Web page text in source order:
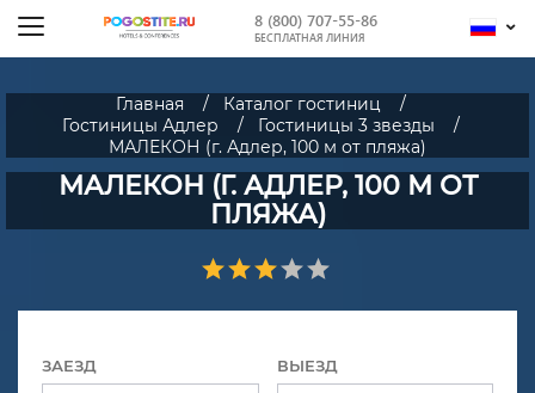
8 (800) 707-55-86
БЕСПЛАТНАЯ ЛИНИЯ
Главная
Каталог гостиниц
Гостиницы Адлер
Гостиницы 3 звезды
МАЛЕКОН (г. Адлер, 100 м от пляжа)
МАЛЕКОН (Г. АДЛЕР, 100 М ОТ
ПЛЯЖА)
ЗАЕЗД ВЫЕЗД